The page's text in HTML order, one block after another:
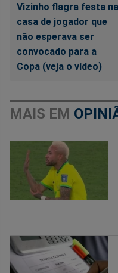
Vizinho flagra festa na
casa de jogador que
não esperava ser
convocado para a
Copa (veja o vídeo)
MAIS EM